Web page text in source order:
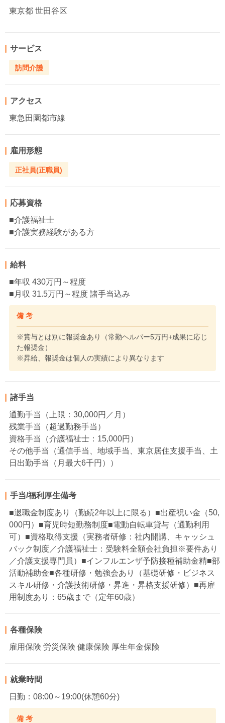
東京都 世田谷区
サービス
訪問介護
アクセス
東急田園都市線
雇用形態
正社員(正職員)
応募資格
■介護福祉士
■介護実務経験がある方
給料
■年収 430万円～程度
■月収 31.5万円～程度 諸手当込み
備 考
※賞与とは別に報奨金あり（常勤ヘルパー5万円+成果に応じ
た報奨金）
※昇給、報奨金は個人の実績により異なります
諸手当
通勤手当（上限：30,000円／月）
残業手当（超過勤務手当）
資格手当（介護福祉士：15,000円）
その他手当（通信手当、地域手当、東京居住支援手当、土
日出勤手当（月最大6千円））
手当/福利厚生備考
■退職金制度あり（勤続2年以上に限る）■出産祝い金（50,
000円）■育児時短勤務制度■電動自転車貸与（通勤利用
可）■資格取得支援（実務者研修：社内開講、キャッシュ
バック制度／介護福祉士：受験料全額会社負担※要件あり
／介護支援専門員）■インフルエンザ予防接種補助金精■部
活動補助金■各種研修・勉強会あり（基礎研修・ビジネス
スキル研修・介護技術研修・昇進・昇格支援研修）■再雇
用制度あり：65歳まで（定年60歳）
各種保険
雇用保険 労災保険 健康保険 厚生年金保険
就業時間
日勤：08:00～19:00(休憩60分)
備 考